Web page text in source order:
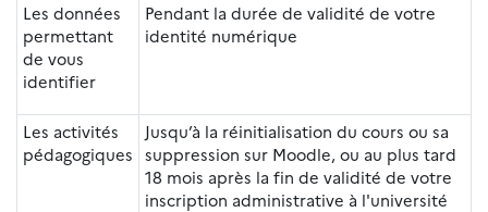
Les données
permettant
de vous
identifier
Pendant la durée de validité de votre
identité numérique
Les activités
pédagogiques
Jusqu’à la réinitialisation du cours ou sa
suppression sur Moodle, ou au plus tard
18 mois après la fin de validité de votre
inscription administrative à l'université